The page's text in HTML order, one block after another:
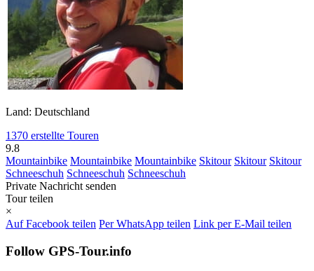
Land: Deutschland
1370 erstellte Touren
9.8
Mountainbike Mountainbike Mountainbike Skitour Skitour Skitour
Schneeschuh Schneeschuh Schneeschuh
Private Nachricht senden
Tour teilen
×
Auf Facebook teilen Per WhatsApp teilen Link per E-Mail teilen
Follow GPS-Tour.info